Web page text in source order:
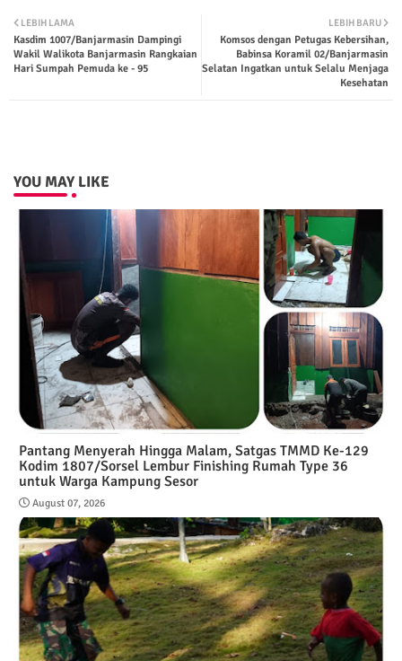
ter tsap
LEBIH BARU
Komsos dengan Petugas Kebersihan,
Babinsa Koramil 02/Banjarmasin
Selatan Ingatkan untuk Selalu Menjaga
Kesehatan
LEBIH LAMA
Kasdim 1007/Banjarmasin Dampingi
Wakil Walikota Banjarmasin Rangkaian
Hari Sumpah Pemuda ke - 95
YOU MAY LIKE
Pantang Menyerah Hingga Malam, Satgas TMMD Ke-129
Kodim 1807/Sorsel Lembur Finishing Rumah Type 36
untuk Warga Kampung Sesor
August 07, 2026